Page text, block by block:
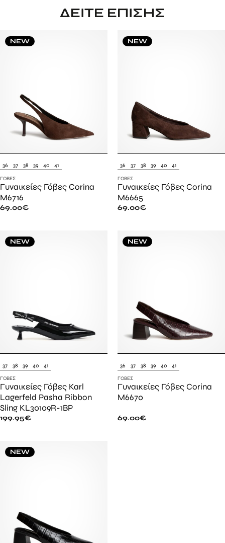
ΔΕΊΤΕ ΕΠΊΣΗΣ
NEW
36 37 38 39 40 41
ΓΌΒΕΣ
Γυναικείες Γόβες Corina
M6716
69.00€
NEW
36 37 38 39 40 41
ΓΌΒΕΣ
Γυναικείες Γόβες Corina
M6665
69.00€
NEW
37 38 39 40 41
ΓΌΒΕΣ
Γυναικείες Γόβες Karl
Lagerfeld Pasha Ribbon
Sling KL30109R-1BP
199.95€
NEW
36 37 38 39 40 41
ΓΌΒΕΣ
Γυναικείες Γόβες Corina
M6670
69.00€
NEW